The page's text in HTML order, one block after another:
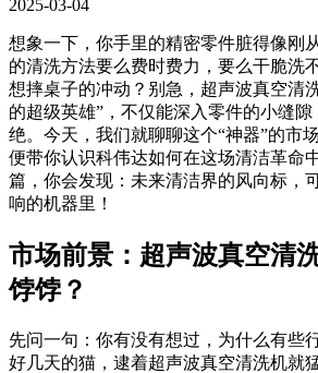
2025-03-04
想象一下，你手里的精密零件脏得像刚
的清洗方法要么费时费力，要么干脆
想摔桌子的冲动？别急，超声波真空清
的超级英雄”，不仅能深入零件的小缝
绝。今天，我们就聊聊这个“神器”的市
便带你认识科伟达如何在这场清洁革命
篇，你会发现：未来清洁界的风向标，
响的机器里！
市场前景：超声波真空清
饽饽？
先问一句：你有没有想过，为什么有些
好几天的猫，逮着超声波真空清洗机就